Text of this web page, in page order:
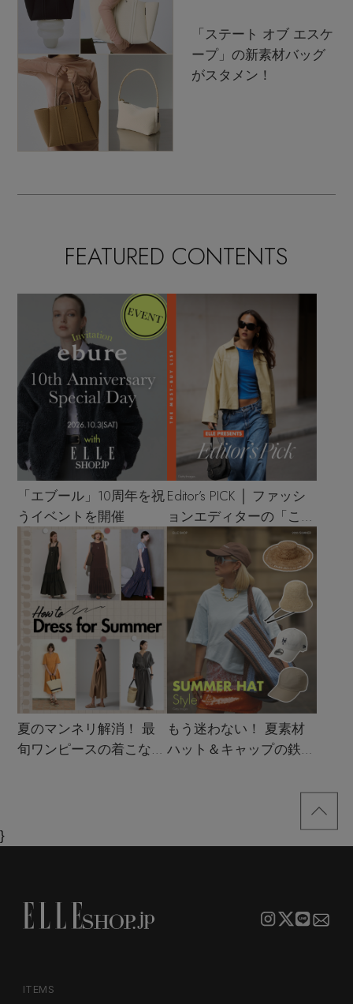
「ステート オブ エスケ
ープ」の新素材バッグ
がスタメン！
FEATURED CONTENTS
「エブール」10周年を祝
うイベントを開催
Editor’s PICK │ ファッシ
ョンエディターの「これ
買い！」リスト
夏のマンネリ解消！ 最
旬ワンピースの着こなし
もう迷わない！ 夏素材
ハット＆キャップの鉄板
}
ITEMS